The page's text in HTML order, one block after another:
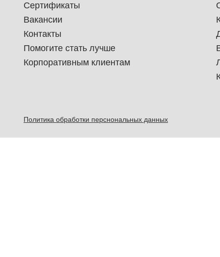
Сертификаты
Вакансии
Контакты
Помогите стать лучше
Корпоративным клиентам
Политика обработки перснональных данных